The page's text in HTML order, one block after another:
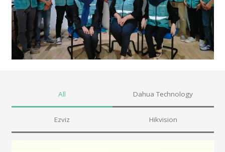
All Dahua Technology
Ezviz Hikvision